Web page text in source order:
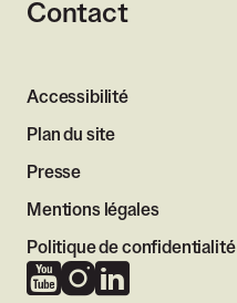
Contact
Accessibilité
Plan du site
Presse
Mentions légales
Politique de confidentialité